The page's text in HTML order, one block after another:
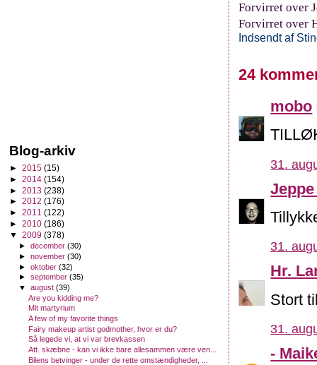
Forvirret over
Forvirret over
Indsendt af
24
mobo
31.
31.
Hr.
Stort
31.
-
Blog-arkiv
► 2015 (15)
► 2014 (154)
► 2013 (238)
► 2012 (176)
► 2011 (122)
► 2010 (186)
▼ 2009 (378)
►december(30)
►november(30)
►oktober(32)
►september(35)
▼august(39)
Are you kidding me?
Mit martyrium
A few of my favorite things
Fairy makeup artist godmother, hvor er du?
Så legede vi, at vi var brevkassen
Att. skæbne - kan vi ikke bare allesammen være ven...
Bilens betvinger - under de rette omstændigheder, ...